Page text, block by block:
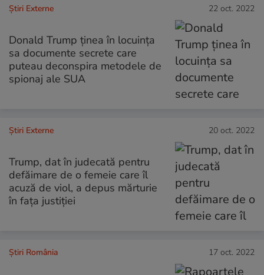
Știri Externe 22 oct. 2022
Donald Trump ținea în locuința
sa documente secrete care
puteau deconspira metodele de
spionaj ale SUA
Știri Externe 20 oct. 2022
Trump, dat în judecată pentru
defăimare de o femeie care îl
acuză de viol, a depus mărturie
în faţa justiţiei
Știri România 17 oct. 2022